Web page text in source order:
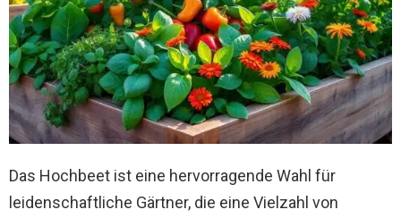
Das Hochbeet ist eine hervorragende Wahl für
leidenschaftliche Gärtner, die eine Vielzahl von